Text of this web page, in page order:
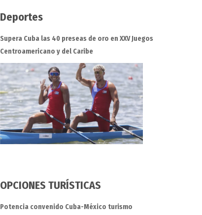
Deportes
Supera Cuba las 40 preseas de oro en XXV Juegos
Centroamericano y del Caribe
OPCIONES TURÍSTICAS
Potencia convenido Cuba-México turismo